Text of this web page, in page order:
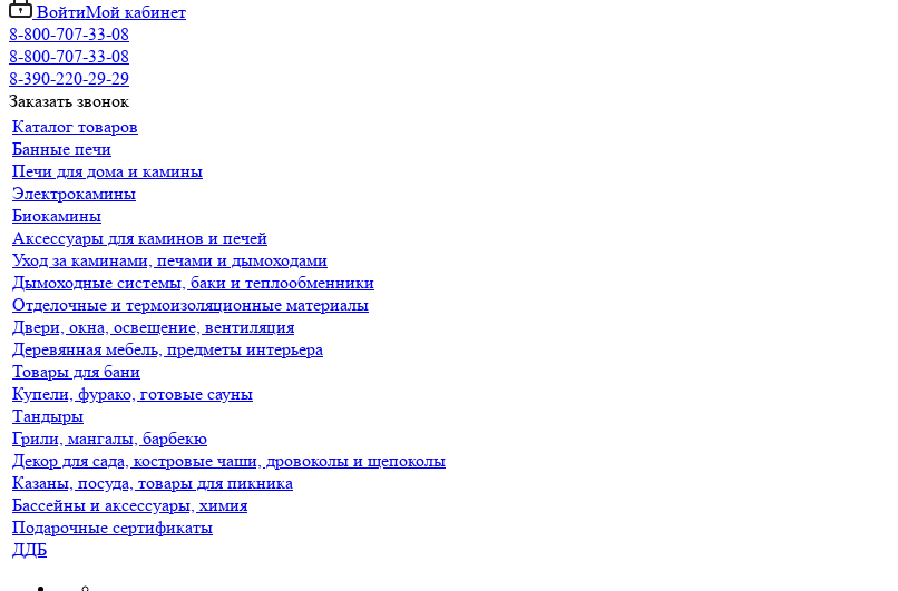
ВойтиМой кабинет
8-800-707-33-08
8-800-707-33-08
8-390-220-29-29
Заказать звонок
Каталог товаров
Банные печи
Печи для дома и камины
Электрокамины
Биокамины
Аксессуары для каминов и печей
Уход за каминами, печами и дымоходами
Дымоходные системы, баки и теплообменники
Отделочные и термоизоляционные материалы
Двери, окна, освещение, вентиляция
Деревянная мебель, предметы интерьера
Товары для бани
Купели, фурако, готовые сауны
Тандыры
Грили, мангалы, барбекю
Декор для сада, костровые чаши, дровоколы и щепоколы
Казаны, посуда, товары для пикника
Бассейны и аксессуары, химия
Подарочные сертификаты
ДДБ